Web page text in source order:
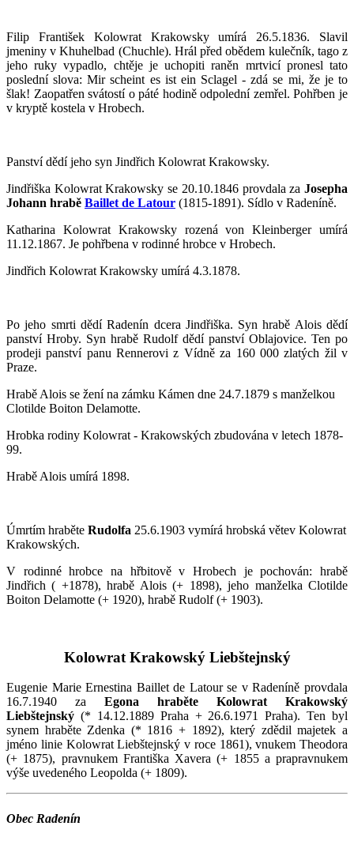
Filip František Kolowrat Krakowskyumírá 26.5.1836. Slavil
jmeniny v Khuhelbad (Chuchle). Hrál před obědem kulečník, tago z
jeho ruky vypadlo, chtěje je uchopiti raněn mrtvicí pronesl tato
poslední slova: Mir scheint es ist ein Sclagel - zdá se mi, že je to
šlak! Zaopatřen svátostí o páté hodině odpolední zemřel. Pohřben je
v kryptě kostela v Hrobech.
Panství dědí jeho syn Jindřich Kolowrat Krakowsky.
Jindřiška Kolowrat Krakowsky se 20.10.1846 provdala za Josepha
Johann hrabě Baillet de Latour (1815-1891). Sídlo v Radeníně.
Katharina Kolowrat Krakowsky rozená von Kleinberger umírá
11.12.1867. Je pohřbena v rodinné hrobce v Hrobech.
Jindřich Kolowrat Krakowsky umírá 4.3.1878.
Po jeho smrti dědí Radenín dcera Jindřiška. Syn hrabě Alois dědí
panství Hroby. Syn hrabě Rudolf dědí panství Oblajovice. Ten po
prodeji panství panu Rennerovi z Vídně za 160 000 zlatých žil v
Praze.
Hrabě Alois se žení na zámku Kámen dne 24.7.1879 s manželkou
Clotilde Boiton Delamotte.
Hrobka rodiny Kolowrat - Krakowských zbudována v letech 1878-
99.
Hrabě Alois umírá 1898.
Úmrtím hraběte Rudolfa 25.6.1903 vymírá hrobská větev Kolowrat
Krakowských.
V rodinné hrobce na hřbitově v Hrobech je pochován: hrabě
Jindřich ( +1878), hrabě Alois (+ 1898), jeho manželka Clotilde
Boiton Delamotte (+ 1920), hrabě Rudolf (+ 1903).
Kolowrat Krakowský Liebštejnský
Eugenie Marie Ernestina Baillet de Latour se v Radeníně provdala
16.7.1940 za Egona hraběte Kolowrat Krakowský
Liebštejnský (* 14.12.1889 Praha + 26.6.1971 Praha). Ten byl
synem hraběte Zdenka (* 1816 + 1892), který zdědil majetek a
jméno linie Kolowrat Liebštejnský v roce 1861), vnukem Theodora
(+ 1875), pravnukem Františka Xavera (+ 1855 a prapravnukem
výše uvedeného Leopolda (+ 1809).
Obec Radenín